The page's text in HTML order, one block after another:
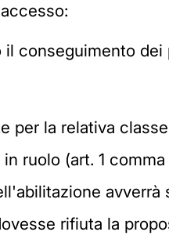
conseguimento dei
per la relativa
ruolo (art. 1 comma
avverrà
rifiuta la